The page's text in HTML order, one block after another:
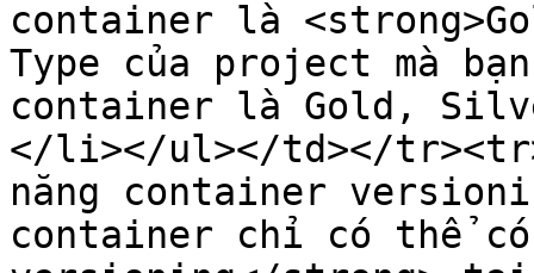
container là
Type của project mà
container là Gold,
</li></ul></td></
năng container
container chỉ có thể có